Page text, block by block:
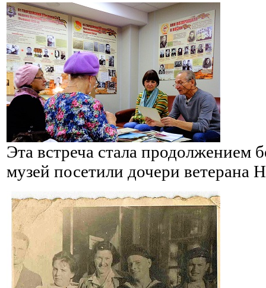
Эта встреча стала продолжением
музей посетили дочери